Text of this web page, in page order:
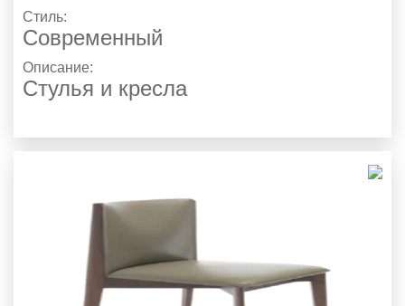
Стиль:
Современный
Описание:
Стулья и кресла